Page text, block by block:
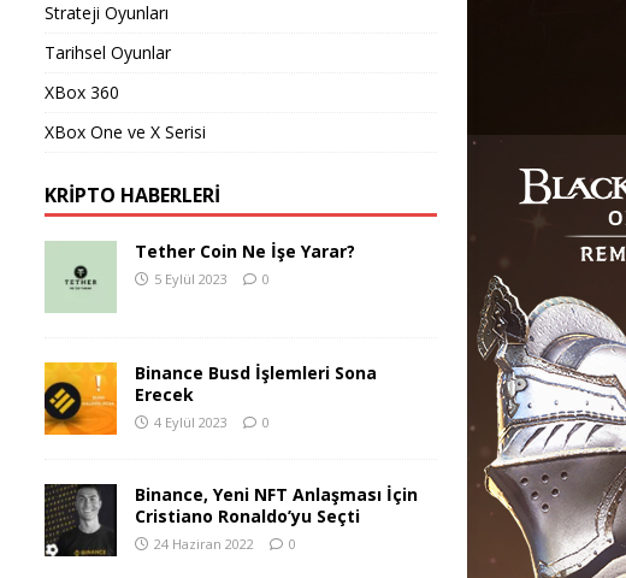
Strateji Oyunları
Tarihsel Oyunlar
XBox 360
XBox One ve X Serisi
KRIPTO HABERLERI
Tether Coin Ne İşe Yarar?
5 Eylül 2023 0
Binance Busd İşlemleri Sona
Erecek
4 Eylül 2023 0
Binance, Yeni NFT Anlaşması İçin
Cristiano Ronaldo’yu Seçti
24 Haziran 2022 0